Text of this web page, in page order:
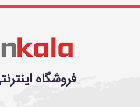
فروشگاه